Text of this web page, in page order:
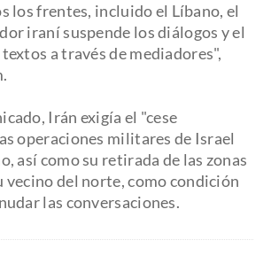
los frentes, incluido el Líbano, el
iraní suspende los diálogos y el
a través de mediadores",
Irán exigía el "cese
operaciones militares de Israel
así como su retirada de las zonas
vecino del norte, como condición
las conversaciones.